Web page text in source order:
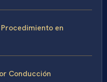
en
Conducción